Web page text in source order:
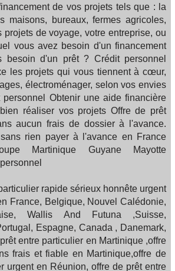
de vos projets tels que : la
maisons, bureaux, fermes agricoles,
projets de voyage, votre entreprise, ou
vous avez besoin d'un financement
besoin d'un prêt ? Crédit personnel
les projets qui vous tiennent à cœur,
électroménager, selon vos envies
Obtenir une aide financière
réaliser vos projets Offre de prêt
aucun frais de dossier à l'avance.
rien payer à l'avance en France
Martinique Guyane Mayotte
rapide sérieux honnête urgent
France, Belgique, Nouvel Calédonie,
Wallis And Futuna ,Suisse,
Espagne, Canada , Danemark,
entre particulier en Martinique ,offre
frais et fiable en Martinique,offre de
urgent en Réunion, offre de prêt entre